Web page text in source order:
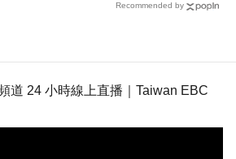
Recommended by
道 24 小時線上直播｜Taiwan EBC